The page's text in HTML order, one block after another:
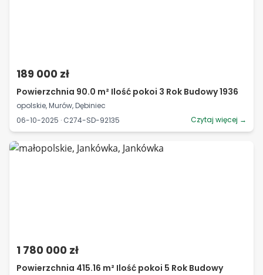
189 000 zł
Powierzchnia 90.0 m² Ilość pokoi 3 Rok Budowy 1936
opolskie, Murów, Dębiniec
06-10-2025 · C274-SD-92135
Czytaj więcej →
1 780 000 zł
Powierzchnia 415.16 m² Ilość pokoi 5 Rok Budowy